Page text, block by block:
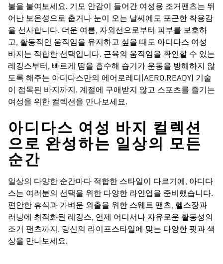
불을 붙여보세요. 기모 안감이 들어간 여성용 조거팬츠는 뛰
어난 보온성으로 춥거나 눈이 오는 날씨에도 포근한 착용감
을 선사합니다. 더운 여름, 자외선으로부터 피부를 보호하
고, 활동적인 움직임을 유지하고 싶을 때도 아디다스 여성
바지는 적합한 선택입니다. 근육의 움직임을 확인할 수 있는
레깅스부터, 빠르게 땀을 흡수해 습기가 운동을 방해하지 않
도록 해주는 아디다스만의 에어로레디(AERO.READY) 기술
이 접목된 바지까지. 계절에 구애받지 않고 스포츠를 즐기는
여성을 위한 컬렉션을 만나보세요.
아디다스 여성 바지 컬렉션
으로 완성하는 일상의 모든
순간
일상의 다양한 순간마다 적합한 스타일이 다르기에, 아디다
스는 여러분의 선택을 위한 다양한 라인업을 준비했습니다.
편안한 휴식과 가벼운 외출을 위한 스웨트 팬츠, 헬스장과
러닝에 최적화된 레깅스, 언제 어디서나 자유로운 활동성의
조거 팬츠까지. 당신의 라이프스타일에 맞는 다양한 핏과 색
상을 만나보세요.